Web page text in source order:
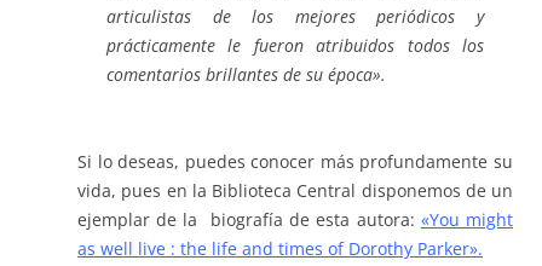
articulistas de los mejores periódicos y
prácticamente le fueron atribuidos todos los
comentarios brillantes de su época».
Si lo deseas, puedes conocer más profundamente su
vida, pues en la Biblioteca Central disponemos de un
ejemplar de la biografía de esta autora: «You might
as well live : the life and times of Dorothy Parker».